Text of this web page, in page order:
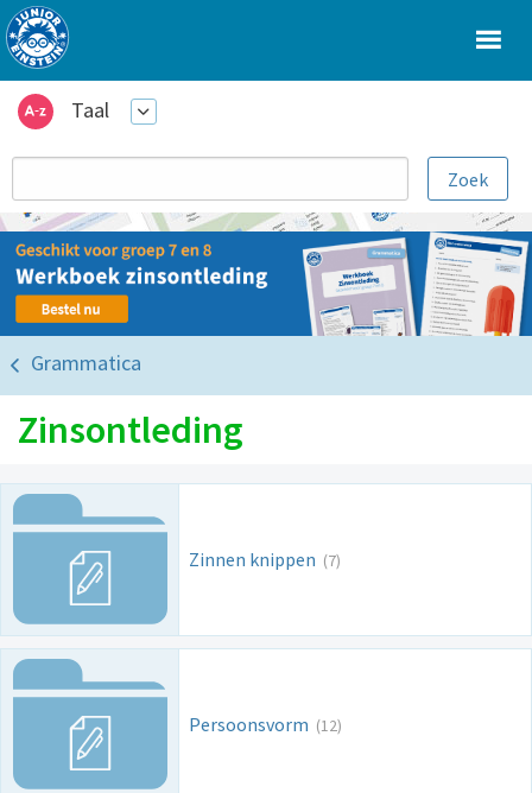
Taal
Grammatica
Zinsontleding
Zinnen knippen (7)
Persoonsvorm (12)